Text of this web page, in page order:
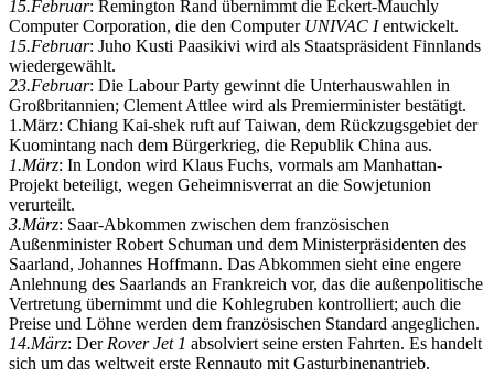
15.Februar: Remington Rand übernimmt die Eckert-Mauchly
Computer Corporation, die den Computer UNIVAC Ientwickelt.
15.Februar: Juho Kusti Paasikivi wird als Staatspräsident Finnlands
wiedergewählt.
23.Februar: Die Labour Party gewinnt die Unterhauswahlen in
Großbritannien; Clement Attlee wird als Premierminister bestätigt.
1.März: Chiang Kai-shek ruft auf Taiwan, dem Rückzugsgebiet der
Kuomintang nach dem Bürgerkrieg, die Republik China aus.
1.März: In London wird Klaus Fuchs, vormals am Manhattan-
Projekt beteiligt, wegen Geheimnisverrat an die Sowjetunion
verurteilt.
3.März: Saar-Abkommen zwischen dem französischen
Außenminister Robert Schuman und dem Ministerpräsidenten des
Saarland, Johannes Hoffmann. Das Abkommen sieht eine engere
Anlehnung des Saarlands an Frankreich vor, das die außenpolitische
Vertretung übernimmt und die Kohlegruben kontrolliert; auch die
Preise und Löhne werden dem französischen Standard angeglichen.
14.März: DerRover Jet 1 absolviert seine ersten Fahrten. Es handelt
sich um das weltweit erste Rennauto mit Gasturbinenantrieb.